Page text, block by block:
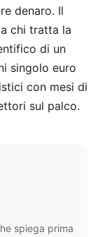
denaro. Il
chi tratta la
di un
singolo euro
con mesi di
sul palco.
spiega prima